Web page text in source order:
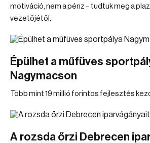
motiváció, nem a pénz – tudtuk meg a
vezetőjétől.
Épülhet a műfüves
Nagymacson
Több mint 19 millió forintos fejlesztés
A rozsda őrzi Debrecen